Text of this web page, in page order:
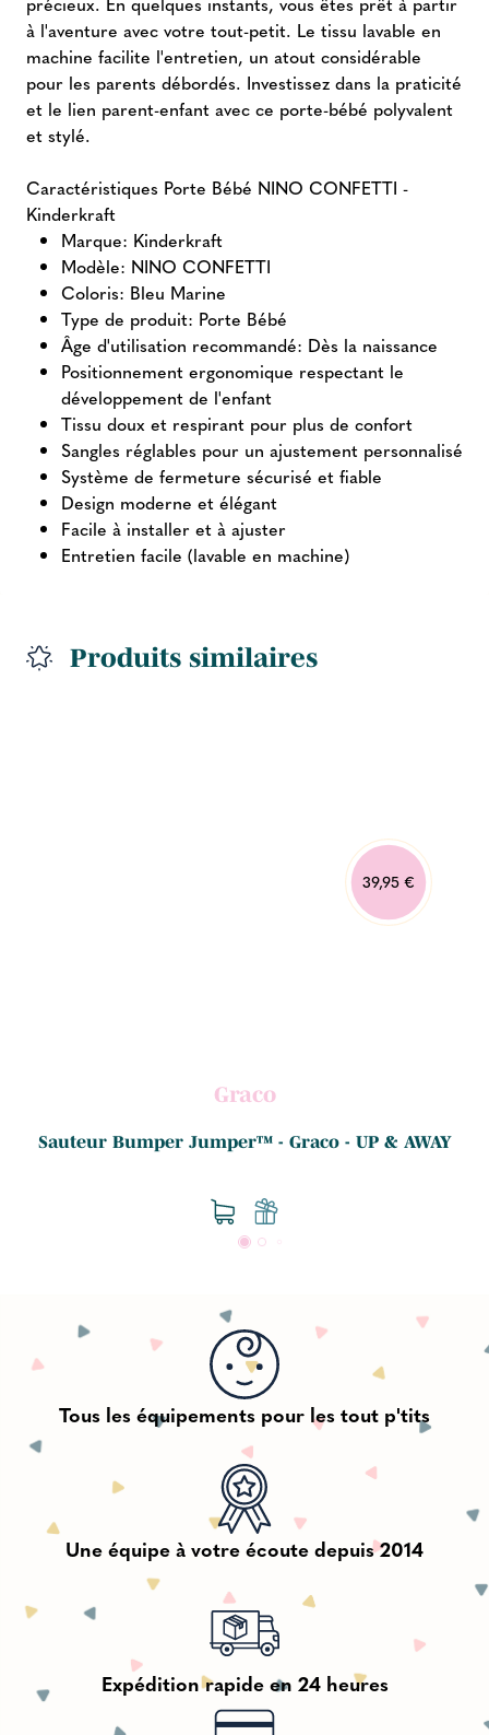
à l'aventure avec votre tout-petit. Le tissu lavable en
machine facilite l'entretien, un atout considérable
pour les parents débordés. Investissez dans la praticité
et le lien parent-enfant avec ce porte-bébé polyvalent
et stylé.
Caractéristiques Porte Bébé NINO CONFETTI -
Kinderkraft
Marque: Kinderkraft
Modèle: NINO CONFETTI
Coloris: Bleu Marine
Type de produit: Porte Bébé
Âge d'utilisation recommandé: Dès la naissance
Positionnement ergonomique respectant le
développement de l'enfant
Tissu doux et respirant pour plus de confort
Sangles réglables pour un ajustement personnalisé
Système de fermeture sécurisé et fiable
Design moderne et élégant
Facile à installer et à ajuster
Entretien facile (lavable en machine)
Produits similaires
39,95 €
Graco
Sauteur Bumper Jumper™ - Graco - UP & AWAY
Tous les équipements pour les tout p'tits
Une équipe à votre écoute depuis 2014
Expédition rapide en 24 heures